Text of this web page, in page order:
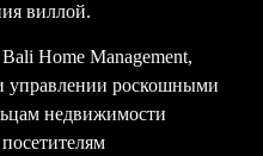
виллой.
Home Management,
управлении роскошными
недвижимости